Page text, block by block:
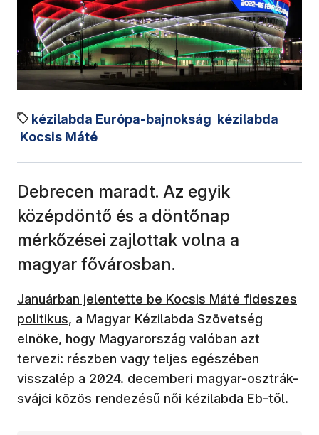
kézilabda Európa-bajnokság kézilabda
Kocsis Máté
Debrecen maradt. Az egyik
középdöntő és a döntőnap
mérkőzései zajlottak volna a
magyar fővárosban.
Januárban jelentette be Kocsis Máté fideszes
politikus, a Magyar Kézilabda Szövetség
elnöke, hogy Magyarország valóban azt
tervezi: részben vagy teljes egészében
visszalép a 2024. decemberi magyar-osztrák-
svájci közös rendezésű női kézilabda Eb-től.